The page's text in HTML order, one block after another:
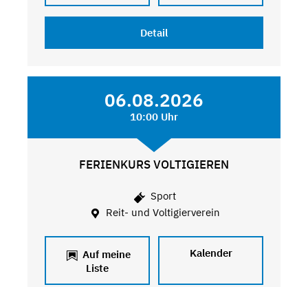
Detail
06.08.2026
10:00 Uhr
FERIENKURS VOLTIGIEREN
Sport
Reit- und Voltigierverein
Auf meine
Liste
Kalender